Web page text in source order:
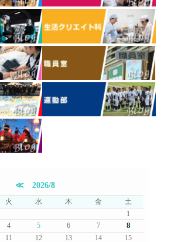
≪ 2026/8
火 水 木 金
土
1
4 5 6 7 8
11 12 13 14
15